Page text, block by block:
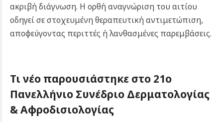
ακριβή διάγνωση. Η ορθή αναγνώριση του αιτίου
οδηγεί σε στοχευμένη θεραπευτική αντιμετώπιση,
αποφεύγοντας περιττές ή λανθασμένες παρεμβάσεις.
Τι νέο παρουσιάστηκε στο 21ο
Πανελλήνιο Συνέδριο Δερματολογίας
& Αφροδισιολογίας